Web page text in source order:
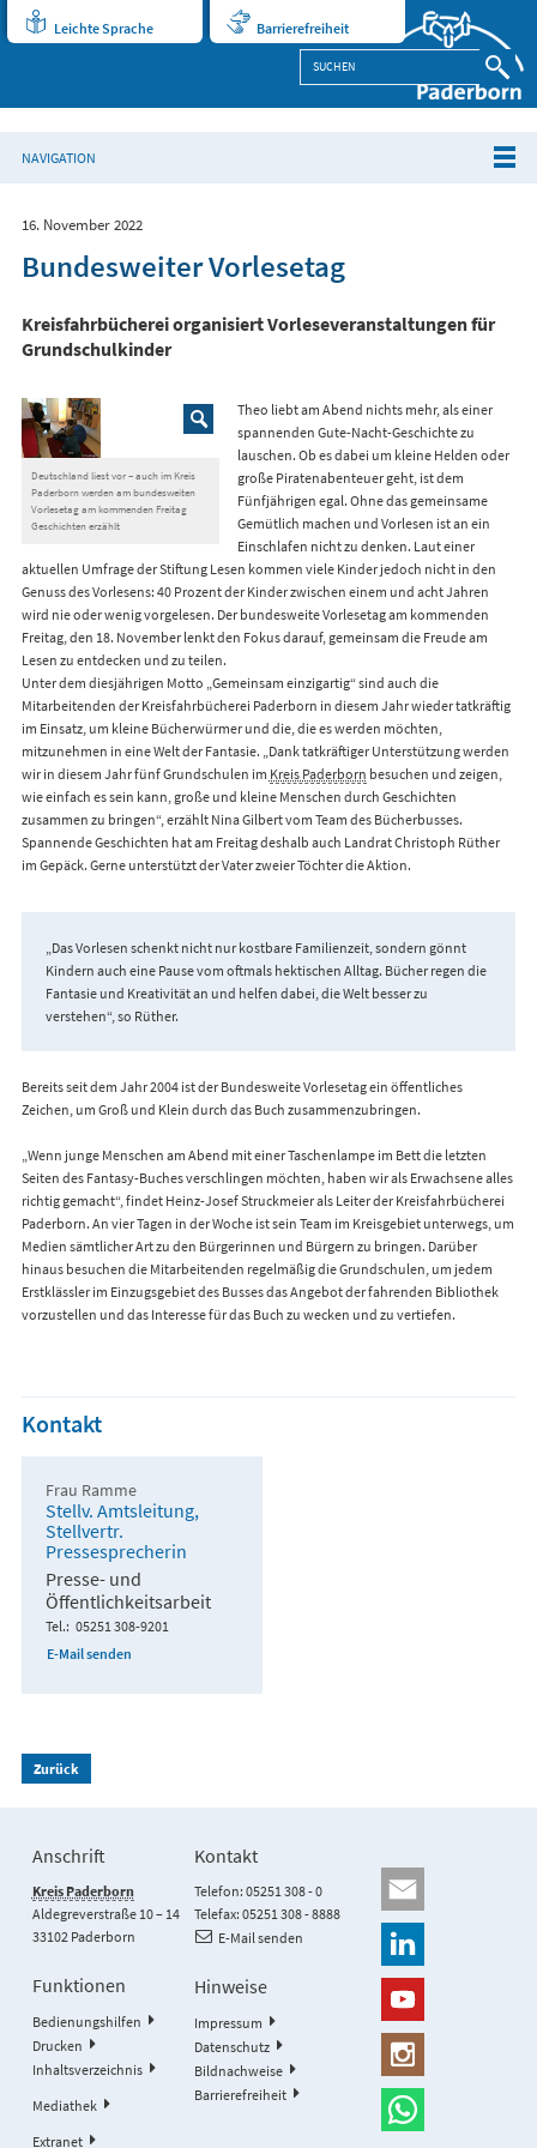
Leichte Sprache Barrierefreiheit
NAVIGATION
16. November 2022
Bundesweiter Vorlesetag
Kreisfahrbücherei organisiert Vorleseveranstaltungen für
Grundschulkinder
Deutschland liest vor – auch im Kreis
Paderborn werden am bundesweiten
Vorlesetag am kommenden Freitag
Geschichten erzählt
Theo liebt am Abend nichts mehr, als einer
spannenden Gute-Nacht-Geschichte zu
lauschen. Ob es dabei um kleine Helden oder
große Piratenabenteuer geht, ist dem
Fünfjährigen egal. Ohne das gemeinsame
Gemütlich machen und Vorlesen ist an ein
Einschlafen nicht zu denken. Laut einer
aktuellen Umfrage der Stiftung Lesen kommen viele Kinder jedoch nicht in den
Genuss des Vorlesens: 40 Prozent der Kinder zwischen einem und acht Jahren
wird nie oder wenig vorgelesen. Der bundesweite Vorlesetag am kommenden
Freitag, den 18. November lenkt den Fokus darauf, gemeinsam die Freude am
Lesen zu entdecken und zu teilen.
Unter dem diesjährigen Motto „Gemeinsam einzigartig“ sind auch die
Mitarbeitenden der Kreisfahrbücherei Paderborn in diesem Jahr wieder tatkräftig
im Einsatz, um kleine Bücherwürmer und die, die es werden möchten,
mitzunehmen in eine Welt der Fantasie. „Dank tatkräftiger Unterstützung werden
wir in diesem Jahr fünf Grundschulen im Kreis Paderborn besuchen und zeigen,
wie einfach es sein kann, große und kleine Menschen durch Geschichten
zusammen zu bringen“, erzählt Nina Gilbert vom Team des Bücherbusses.
Spannende Geschichten hat am Freitag deshalb auch Landrat Christoph Rüther
im Gepäck. Gerne unterstützt der Vater zweier Töchter die Aktion.
„Das Vorlesen schenkt nicht nur kostbare Familienzeit, sondern gönnt
Kindern auch eine Pause vom oftmals hektischen Alltag. Bücher regen die
Fantasie und Kreativität an und helfen dabei, die Welt besser zu
verstehen“, so Rüther.
Bereits seit dem Jahr 2004 ist der Bundesweite Vorlesetag ein öffentliches
Zeichen, um Groß und Klein durch das Buch zusammenzubringen.
„Wenn junge Menschen am Abend mit einer Taschenlampe im Bett die letzten
Seiten des Fantasy-Buches verschlingen möchten, haben wir als Erwachsene alles
richtig gemacht“, findet Heinz-Josef Struckmeier als Leiter der Kreisfahrbücherei
Paderborn. An vier Tagen in der Woche ist sein Team im Kreisgebiet unterwegs, um
Medien sämtlicher Art zu den Bürgerinnen und Bürgern zu bringen. Darüber
hinaus besuchen die Mitarbeitenden regelmäßig die Grundschulen, um jedem
Erstklässler im Einzugsgebiet des Busses das Angebot der fahrenden Bibliothek
vorzustellen und das Interesse für das Buch zu wecken und zu vertiefen.
Kontakt
Frau Ramme
Stellv. Amtsleitung,
Stellvertr.
Pressesprecherin
Presse- und
Öffentlichkeitsarbeit
Tel. 05251 308-9201
E-Mail senden
Zurück
Anschrift
Kreis Paderborn
Aldegreverstraße 10 – 14
33102 Paderborn
Kontakt
Telefon: 05251 308 - 0
Telefax: 05251 308 - 8888
E-Mail senden
Funktionen
Bedienungshilfen
Drucken
Inhaltsverzeichnis
Mediathek
Extranet
Hinweise
Impressum
Datenschutz
Bildnachweise
Barrierefreiheit